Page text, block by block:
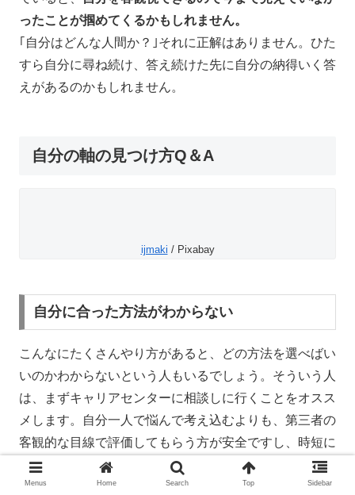
ったことが掴めてくるかもしれません。
｢自分はどんな人間か？｣それに正解はありません。ひた
すら自分に尋ね続け、答え続けた先に自分の納得いく答
えがあるのかもしれません。
自分の軸の見つけ方Q＆A
ijmaki / Pixabay
自分に合った方法がわからない
こんなにたくさんやり方があると、どの方法を選べばい
いのかわからないという人もいるでしょう。そういう人
は、まずキャリアセンターに相談しに行くことをオスス
メします。自分一人で悩んで考え込むよりも、第三者の
客観的な目線で評価してもらう方が安全ですし、時短に
なります。
大切なのは｢どんな方法を選んだか？｣ではなく、｢自分
Menus Home Search Top Sidebar